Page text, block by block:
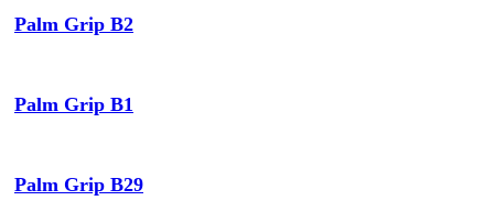
Palm Grip B2
Palm Grip B1
Palm Grip B29